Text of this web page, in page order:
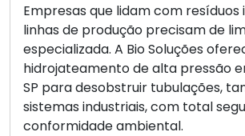
Empresas que lidam com resíduos
linhas de produção precisam de
especializada. A Bio Soluções
hidrojateamento de alta pressão
SP para desobstruir tubulações,
sistemas industriais, com total
conformidade ambiental.